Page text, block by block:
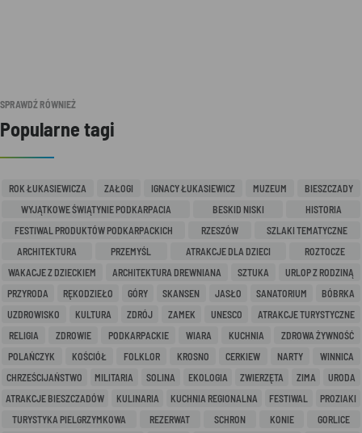
SPRAWDŹ RÓWNIEŻ
Popularne tagi
ROK ŁUKASIEWICZA ZAŁOGI IGNACY ŁUKASIEWICZ MUZEUM
BIESZCZADY
WYJĄTKOWE ŚWIĄTYNIE PODKARPACIA
BESKID NISKI
HISTORIA
FESTIWAL PRODUKTÓW PODKARPACKICH
RZESZÓW
SZLAKI TEMATYCZNE
ARCHITEKTURA
PRZEMYŚL ATRAKCJE DLA DZIECI
ROZTOCZE
WAKACJE Z DZIECKIEM
ARCHITEKTURA DREWNIANA SZTUKA
URLOP Z RODZINĄ
PRZYRODA
RĘKODZIEŁO GÓRY SKANSEN JASŁO SANATORIUM
BÓBRKA
UZDROWISKO
KULTURA ZDRÓJ ZAMEK UNESCO
ATRAKCJE TURYSTYCZNE
RELIGIA
ZDROWIE PODKARPACKIE WIARA KUCHNIA
ZDROWA ŻYWNOŚĆ
POLAŃCZYK
KOŚCIÓŁ FOLKLOR KROSNO CERKIEW NARTY
WINNICA
CHRZEŚCIJAŃSTWO
MILITARIA SOLINA EKOLOGIA ZWIERZĘTA ZIMA
URODA
ATRAKCJE BIESZCZADÓW
KULINARIA KUCHNIA REGIONALNA FESTIWAL
PROZIAKI
TURYSTYKA PIELGRZYMKOWA
REZERWAT SCHRON KONIE
GORLICE